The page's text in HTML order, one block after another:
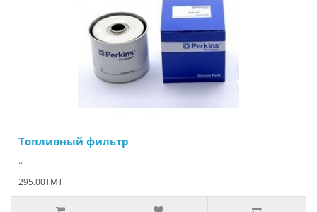
Топливный фильтр
..
295.00TMT